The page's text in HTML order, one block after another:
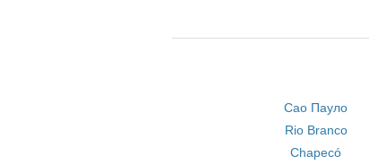
Сао Пауло
Rio Branco
Chapecó